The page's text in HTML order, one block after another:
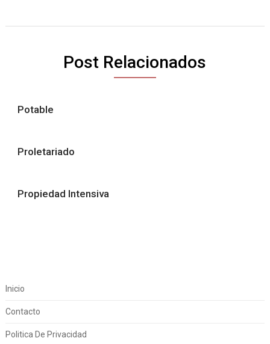
Post Relacionados
Potable
Proletariado
Propiedad Intensiva
Inicio
Contacto
Politica De Privacidad